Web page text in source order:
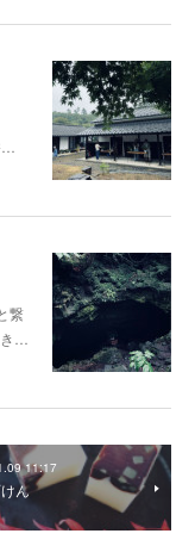
繋
…
11:17
ん